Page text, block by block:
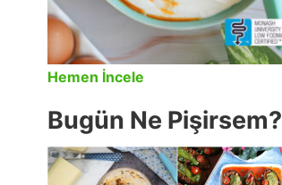
Hemen İncele
Bugün Ne Pişirsem?